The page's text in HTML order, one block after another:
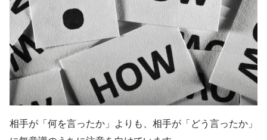
相手が「何を言ったか」よりも、相手が「どう言ったか」